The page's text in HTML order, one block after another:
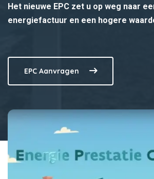
Het nieuwe EPC zet u op weg naar
energiefactuur en een hogere
EPC Aanvragen